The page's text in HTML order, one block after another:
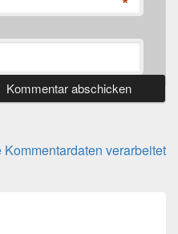
verarbeitet